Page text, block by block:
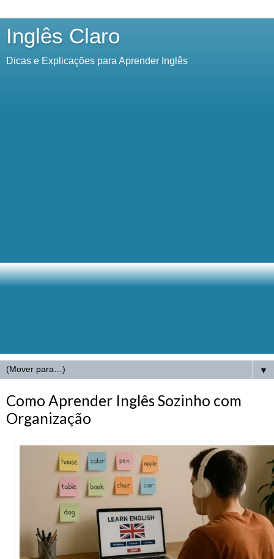
Inglês Claro
Dicas e Explicações para Aprender Inglês
▼
Como Aprender Inglês Sozinho com
Organização